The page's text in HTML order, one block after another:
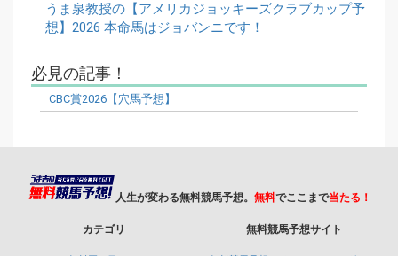
うま泉教授の【アメリカジョッキーズクラブカップ予
想】2026 本命馬はジョバンニです！
必見の記事！
CBC賞2026【穴馬予想】
人生が変わる無料競馬予想。 無料でここまで当たる！
カテゴリ 無料競馬予想サイト